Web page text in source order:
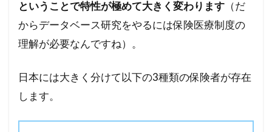
ということで特性が極めて大きく変わります （だ
からデータベース研究をやるには保険医療制度の
理解が必要なんですね）。
日本には大きく分けて以下の3種類の保険者が存在
します。